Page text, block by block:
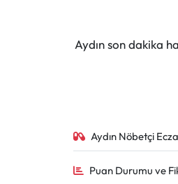
Aydın son dakika
Aydın Nöbetçi
Puan Durumu ve